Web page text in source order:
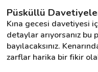
Püsküllü
Kına gecesi davetiyesi
detaylar arıyorsanız
bayılacaksınız.
zarflar harika bir fikir